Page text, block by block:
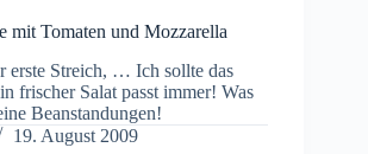
mit Tomaten und Mozzarella
erste Streich, … Ich sollte das
frischer Salat passt immer! Was
Beanstandungen!
19. August 2009